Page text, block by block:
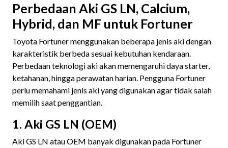
Perbedaan Aki GS LN, Calcium,
Hybrid, dan MF untuk Fortuner
Toyota Fortuner menggunakan beberapa jenis aki dengan
karakteristik berbeda sesuai kebutuhan kendaraan.
Perbedaan teknologi aki akan memengaruhi daya starter,
ketahanan, hingga perawatan harian. Pengguna Fortuner
perlu memahami jenis aki yang digunakan agar tidak salah
memilih saat penggantian.
1. Aki GS LN (OEM)
Aki GS LN atau OEM banyak digunakan pada Fortuner